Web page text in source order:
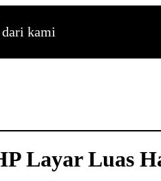
kami
Layar Luas